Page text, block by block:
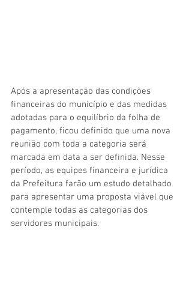
Após a apresentação das condições
financeiras do município e das medidas
adotadas para o equilíbrio da folha de
pagamento, ficou definido que uma nova
reunião com toda a categoria será
marcada em data a ser definida. Nesse
período, as equipes financeira e jurídica
da Prefeitura farão um estudo detalhado
para apresentar uma proposta viável que
contemple todas as categorias dos
servidores municipais.